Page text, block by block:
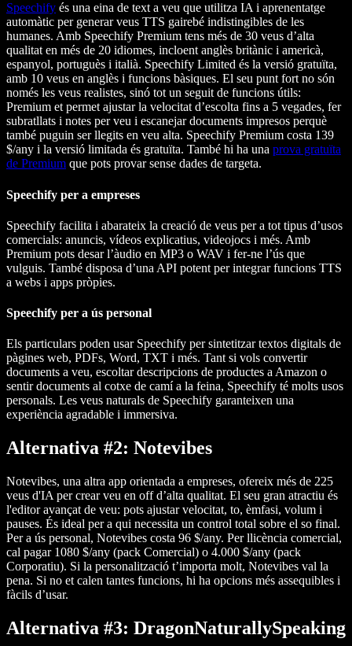
Speechify és una eina de text a veu que utilitza IA i aprenentatge
automàtic per generar veus TTS gairebé indistingibles de les
humanes. Amb Speechify Premium tens més de 30 veus d’alta
qualitat en més de 20 idiomes, incloent anglès britànic i americà,
espanyol, portuguès i italià. Speechify Limited és la versió gratuïta,
amb 10 veus en anglès i funcions bàsiques. El seu punt fort no són
només les veus realistes, sinó tot un seguit de funcions útils:
Premium et permet ajustar la velocitat d’escolta fins a 5 vegades, fer
subratllats i notes per veu i escanejar documents impresos perquè
també puguin ser llegits en veu alta. Speechify Premium costa 139
$/any i la versió limitada és gratuïta. També hi ha una prova gratuïta
de Premium que pots provar sense dades de targeta.
Speechify per a empreses
Speechify facilita i abarateix la creació de veus per a tot tipus d’usos
comercials: anuncis, vídeos explicatius, videojocs i més. Amb
Premium pots desar l’àudio en MP3 o WAV i fer-ne l’ús que
vulguis. També disposa d’una API potent per integrar funcions TTS
a webs i apps pròpies.
Speechify per a ús personal
Els particulars poden usar Speechify per sintetitzar textos digitals de
pàgines web, PDFs, Word, TXT i més. Tant si vols convertir
documents a veu, escoltar descripcions de productes a Amazon o
sentir documents al cotxe de camí a la feina, Speechify té molts usos
personals. Les veus naturals de Speechify garanteixen una
experiència agradable i immersiva.
Alternativa #2: Notevibes
Notevibes, una altra app orientada a empreses, ofereix més de 225
veus d'IA per crear veu en off d’alta qualitat. El seu gran atractiu és
l'editor avançat de veu: pots ajustar velocitat, to, èmfasi, volum i
pauses. És ideal per a qui necessita un control total sobre el so final.
Per a ús personal, Notevibes costa 96 $/any. Per llicència comercial,
cal pagar 1080 $/any (pack Comercial) o 4.000 $/any (pack
Corporatiu). Si la personalització t’importa molt, Notevibes val la
pena. Si no et calen tantes funcions, hi ha opcions més assequibles i
fàcils d’usar.
Alternativa #3: DragonNaturallySpeaking